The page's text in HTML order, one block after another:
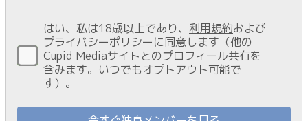
はい、私は18歳以上であり、 利用規約および
プライバシーポリシーに同意します（他の
Cupid Mediaサイトとのプロフィール共有を
含みます。いつでもオプトアウト可能で
す）。